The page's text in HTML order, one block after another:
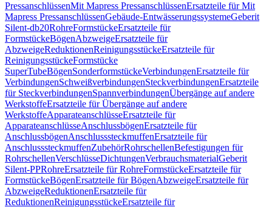
PressanschlüssenMit Mapress PressanschlüssenErsatzteile für Mit
Mapress PressanschlüssenGebäude-EntwässerungssystemeGeberit
Silent-db20RohreFormstückeErsatzteile für
FormstückeBögenAbzweigeErsatzteile für
AbzweigeReduktionenReinigungsstückeErsatzteile für
ReinigungsstückeFormstücke
SuperTubeBögenSonderformstückeVerbindungenErsatzteile für
VerbindungenSchweißverbindungenSteckverbindungenErsatzteile
für SteckverbindungenSpannverbindungenÜbergänge auf andere
WerkstoffeErsatzteile für Übergänge auf andere
WerkstoffeApparateanschlüsseErsatzteile für
ApparateanschlüsseAnschlussbögenErsatzteile für
AnschlussbögenAnschlusssteckmuffenErsatzteile für
AnschlusssteckmuffenZubehörRohrschellenBefestigungen für
RohrschellenVerschlüsseDichtungenVerbrauchsmaterialGeberit
Silent-PPRohreErsatzteile für RohreFormstückeErsatzteile für
FormstückeBögenErsatzteile für BögenAbzweigeErsatzteile für
AbzweigeReduktionenErsatzteile für
ReduktionenReinigungsstückeErsatzteile für